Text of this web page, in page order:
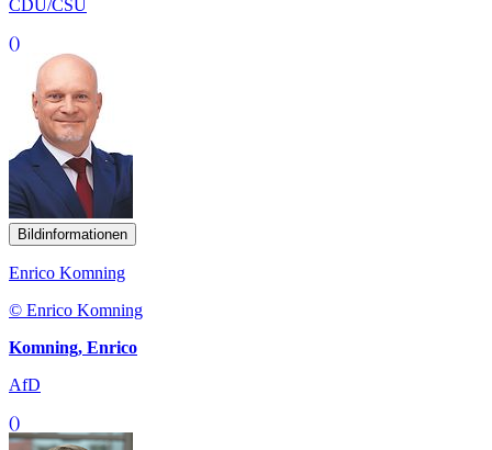
CDU/CSU
()
Bildinformationen
Enrico Komning
© Enrico Komning
Komning, Enrico
AfD
()